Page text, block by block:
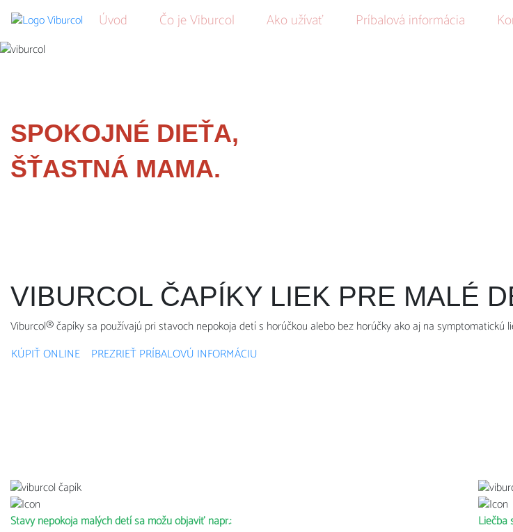
Úvod (current)Čo je Viburcol Ako užívať Príbalová informácia
SPOKOJNÉ DIEŤA,
ŠŤASTNÁ MAMA.
VIBURCOL ČAPÍKY LIEK PRE MALÉ
Viburcol® čapíky sa používajú pri stavoch nepokoja detí s horúčkou alebo bez horúčky ako aj na symptomatickú
KÚPIŤ ONLINE
PREZRIEŤ PRÍBALOVÚ INFORMÁCIU
Stavy nepokoja malých detí sa môžu objaviť napr.:
Liečba